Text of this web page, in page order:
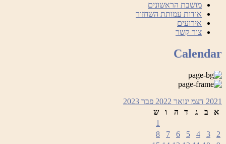
מושבת הראשונים
אודות עמותת השחזור
אירועים
צור קשר
Calendar
2021 דצמ ינואר 2022 פבר 2023
א
ב ג ד ה ו
ש
1
2
3
4
5
6
7
8